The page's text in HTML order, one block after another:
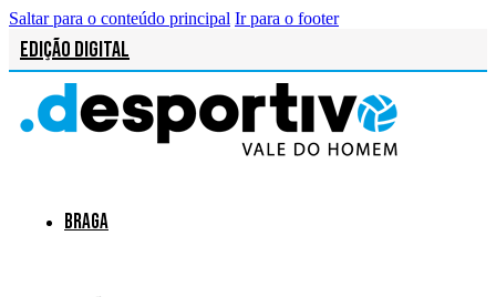
Saltar para o conteúdo principal Ir para o footer
Edição Digital
Braga